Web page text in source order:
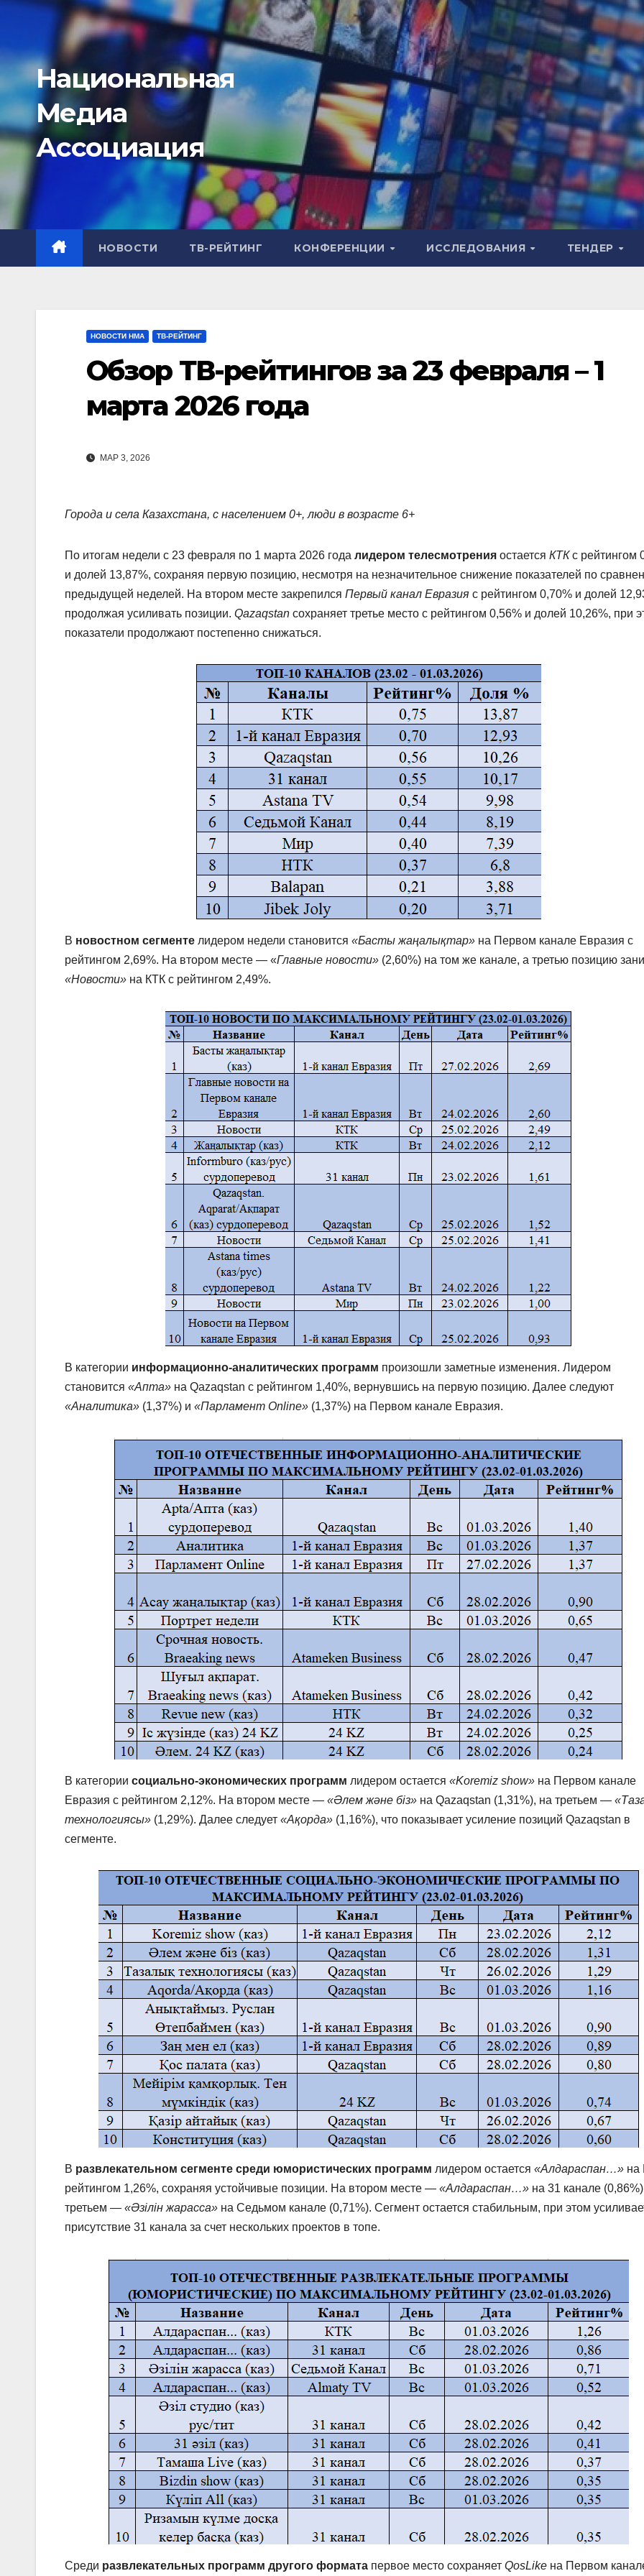
Перейти
содержимому
Национальная
Медиа
Ассоциация
НОВОСТИ ТВ-РЕЙТИНГ КОНФЕРЕНЦИИ ИССЛЕДОВАНИЯ ТЕНДЕР
НОВОСТИ НМА ТВ-РЕЙТИНГ
Обзор ТВ-рейтингов за 23 февраля – 1
марта 2026 года
МАР 3, 2026
Города и села Казахстана, с населением 0+, люди в возрасте 6+
По итогам недели с 23 февраля по 1 марта 2026 года лидером телесмотрения остается КТКс рейтингом
и долей 13,87%, сохраняя первую позицию, несмотря на незначительное снижение показателей по
предыдущей неделей. На втором месте закрепился Первый канал Евразия с рейтингом 0,70% и долей
продолжая усиливать позиции. Qazaqstan сохраняет третье место с рейтингом 0,56% и долей 10,26%, при
показатели продолжают постепенно снижаться.
В новостном сегменте лидером недели становится «Басты жаңалықтар» на Первом канале Евразия с
рейтингом 2,69%. На втором месте — «Главные новости» (2,60%) на том же канале, а третью позицию
«Новости» на КТК с рейтингом 2,49%.
В категории информационно-аналитических программ произошли заметные изменения. Лидером
становится «Апта» на Qazaqstan с рейтингом 1,40%, вернувшись на первую позицию. Далее следуют
«Аналитика» (1,37%) и «Парламент Online» (1,37%) на Первом канале Евразия.
В категории социально-экономических программ лидером остается «Koremiz show» на Первом канале
Евразия с рейтингом 2,12%. На втором месте — «Әлем және біз» на Qazaqstan (1,31%), на третьем —
технологиясы» (1,29%). Далее следует «Ақорда» (1,16%), что показывает усиление позиций Qazaqstan в
сегменте.
В развлекательном сегменте среди юмористических программ лидером остается «Алдараспан…» на
рейтингом 1,26%, сохраняя устойчивые позиции. На втором месте — «Алдараспан…» на 31 канале
третьем — «Әзілін жарасса» на Седьмом канале (0,71%). Сегмент остается стабильным, при этом
присутствие 31 канала за счет нескольких проектов в топе.
Среди развлекательных программ другого формата первое место сохраняет QosLike на Первом